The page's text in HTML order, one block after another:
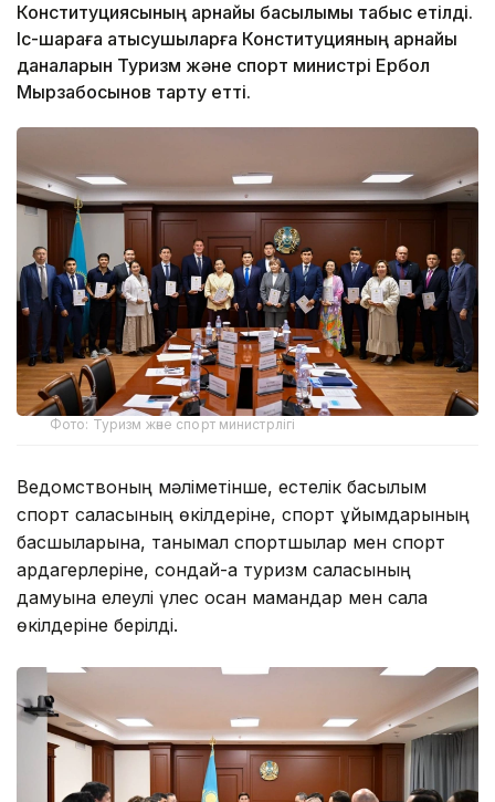
Конституциясының арнайы басылымы табыс етілді.
Іс-шараға қатысушыларға Конституцияның арнайы
даналарын Туризм және спорт министрі Ербол
Мырзабосынов тарту етті.
Фото: Туризм және спорт министрлігі
Ведомствоның мәліметінше, естелік басылым
спорт саласының өкілдеріне, спорт ұйымдарының
басшыларына, танымал спортшылар мен спорт
ардагерлеріне, сондай-ақ туризм саласының
дамуына елеулі үлес қосқан мамандар мен сала
өкілдеріне берілді.